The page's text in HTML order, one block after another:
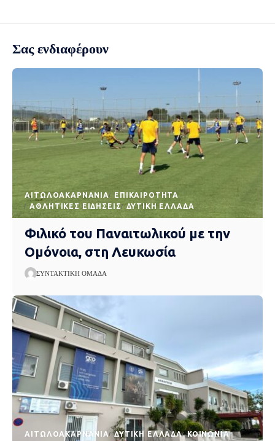
Σας ενδιαφέρουν
AΙΤΩΛΟΑΚΑΡΝΑΝΊΑ
EΠΙΚΑΙΡΌΤΗΤΑ
ΑΘΛΗΤΙΚΈΣ ΕΙΔΉΣΕΙΣ
ΔΥΤΙΚΉ ΕΛΛΆΔΑ
Φιλικό του Παναιτωλικού με την
Ομόνοια, στη Λευκωσία
ΣΥΝΤΑΚΤΙΚΉ ΟΜΆΔΑ
AΙΤΩΛΟΑΚΑΡΝΑΝΊΑ ΔΥΤΙΚΉ ΕΛΛΆΔΑ ΚΟΙΝΩΝΊΑ